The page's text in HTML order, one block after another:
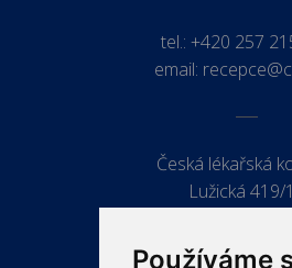
Používáme
tel.: +420 257
email:
Česká lékařská
Lužická 419/